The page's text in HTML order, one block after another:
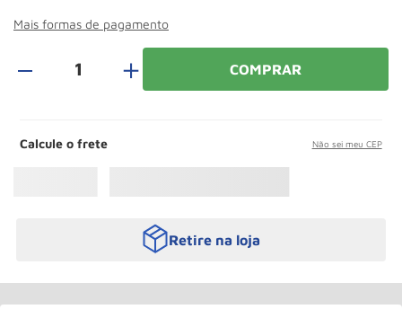
Mais formas de pagamento
＋ COMPRAR
Calcule o frete Não sei meu CEP
Retire na loja